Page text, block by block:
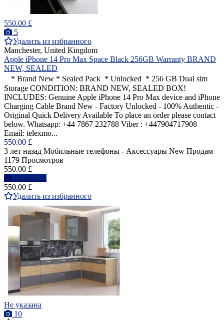
550.00 £
5
Удалить из избранного
Manchester, United Kingdom
Apple iPhone 14 Pro Max Space Black 256GB Warranty BRAND
NEW, SEALED
* Brand New * Sealed Pack * Unlocked * 256 GB Dual sim
Storage CONDITION: BRAND NEW, SEALED BOX!
INCLUDES: Genuine Apple iPhone 14 Pro Max device and iPhone
Charging Cable Brand New - Factory Unlocked - 100% Authentic -
Original Quick Delivery Available To place an order please contact
below. Whatsapp: +44 7867 232788 Viber : +447904717908
Email: telexmo...
550.00 £
3 лет назад Мобильные телефоны - Аксессуары New Продам
1179 Просмотров
550.00 £
Написать
550.00 £
Удалить из избранного
Не указана
10